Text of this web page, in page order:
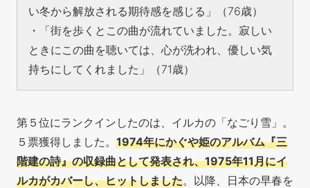
い冬から解放される期待感を感じる」（76歳）
・「街を歩くとこの曲が流れていました。寂しい
ときにこの曲を聴いては、心が洗われ、優しい気
持ちにしてくれました」（71歳）
第５位にランクインしたのは、イルカの「なごり雪」。
５票獲得しました。 1974年にかぐや姫のアルバム『三
階建の詩』の収録曲として発表され、1975年11月にイ
ルカがカバーし、ヒットしました。以降、日本の早春を